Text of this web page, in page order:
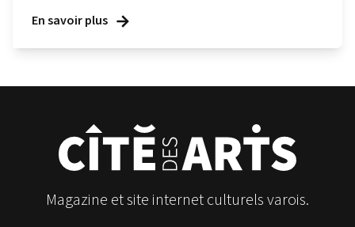
En savoir plus
Magazine et site internet culturels varois.